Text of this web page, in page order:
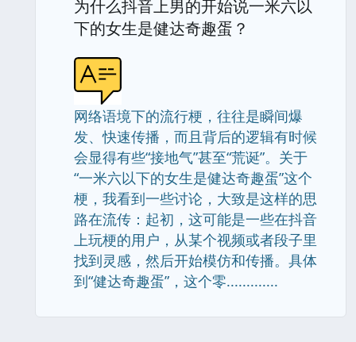
为什么抖音上男的开始说一米六以
下的女生是健达奇趣蛋？
网络语境下的流行梗，往往是瞬间爆
发、快速传播，而且背后的逻辑有时候
会显得有些“接地气”甚至“荒诞”。关于
“一米六以下的女生是健达奇趣蛋”这个
梗，我看到一些讨论，大致是这样的思
路在流传：起初，这可能是一些在抖音
上玩梗的用户，从某个视频或者段子里
找到灵感，然后开始模仿和传播。具体
到“健达奇趣蛋”，这个零.............